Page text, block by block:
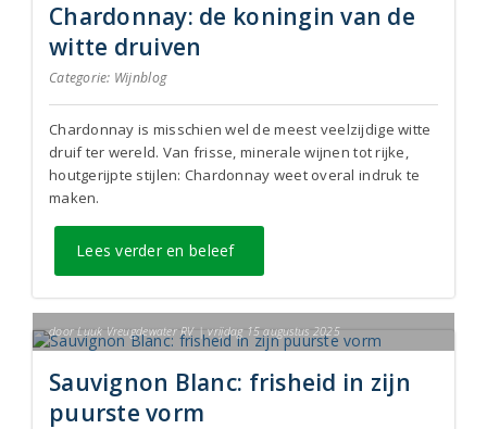
Chardonnay: de koningin van de
witte druiven
Categorie: Wijnblog
Chardonnay is misschien wel de meest veelzijdige witte
druif ter wereld. Van frisse, minerale wijnen tot rijke,
houtgerijpte stijlen: Chardonnay weet overal indruk te
maken.
Lees verder en beleef
door Luuk Vreugdewater RV | vrijdag 15 augustus 2025
Sauvignon Blanc: frisheid in zijn
puurste vorm